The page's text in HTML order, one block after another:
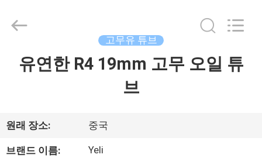
품
All
Rights
Developed
고무유 튜브
유연한 R4 19mm 고무 오일 튜
브
원래 장소: 중국
브랜드 이름: Yeli